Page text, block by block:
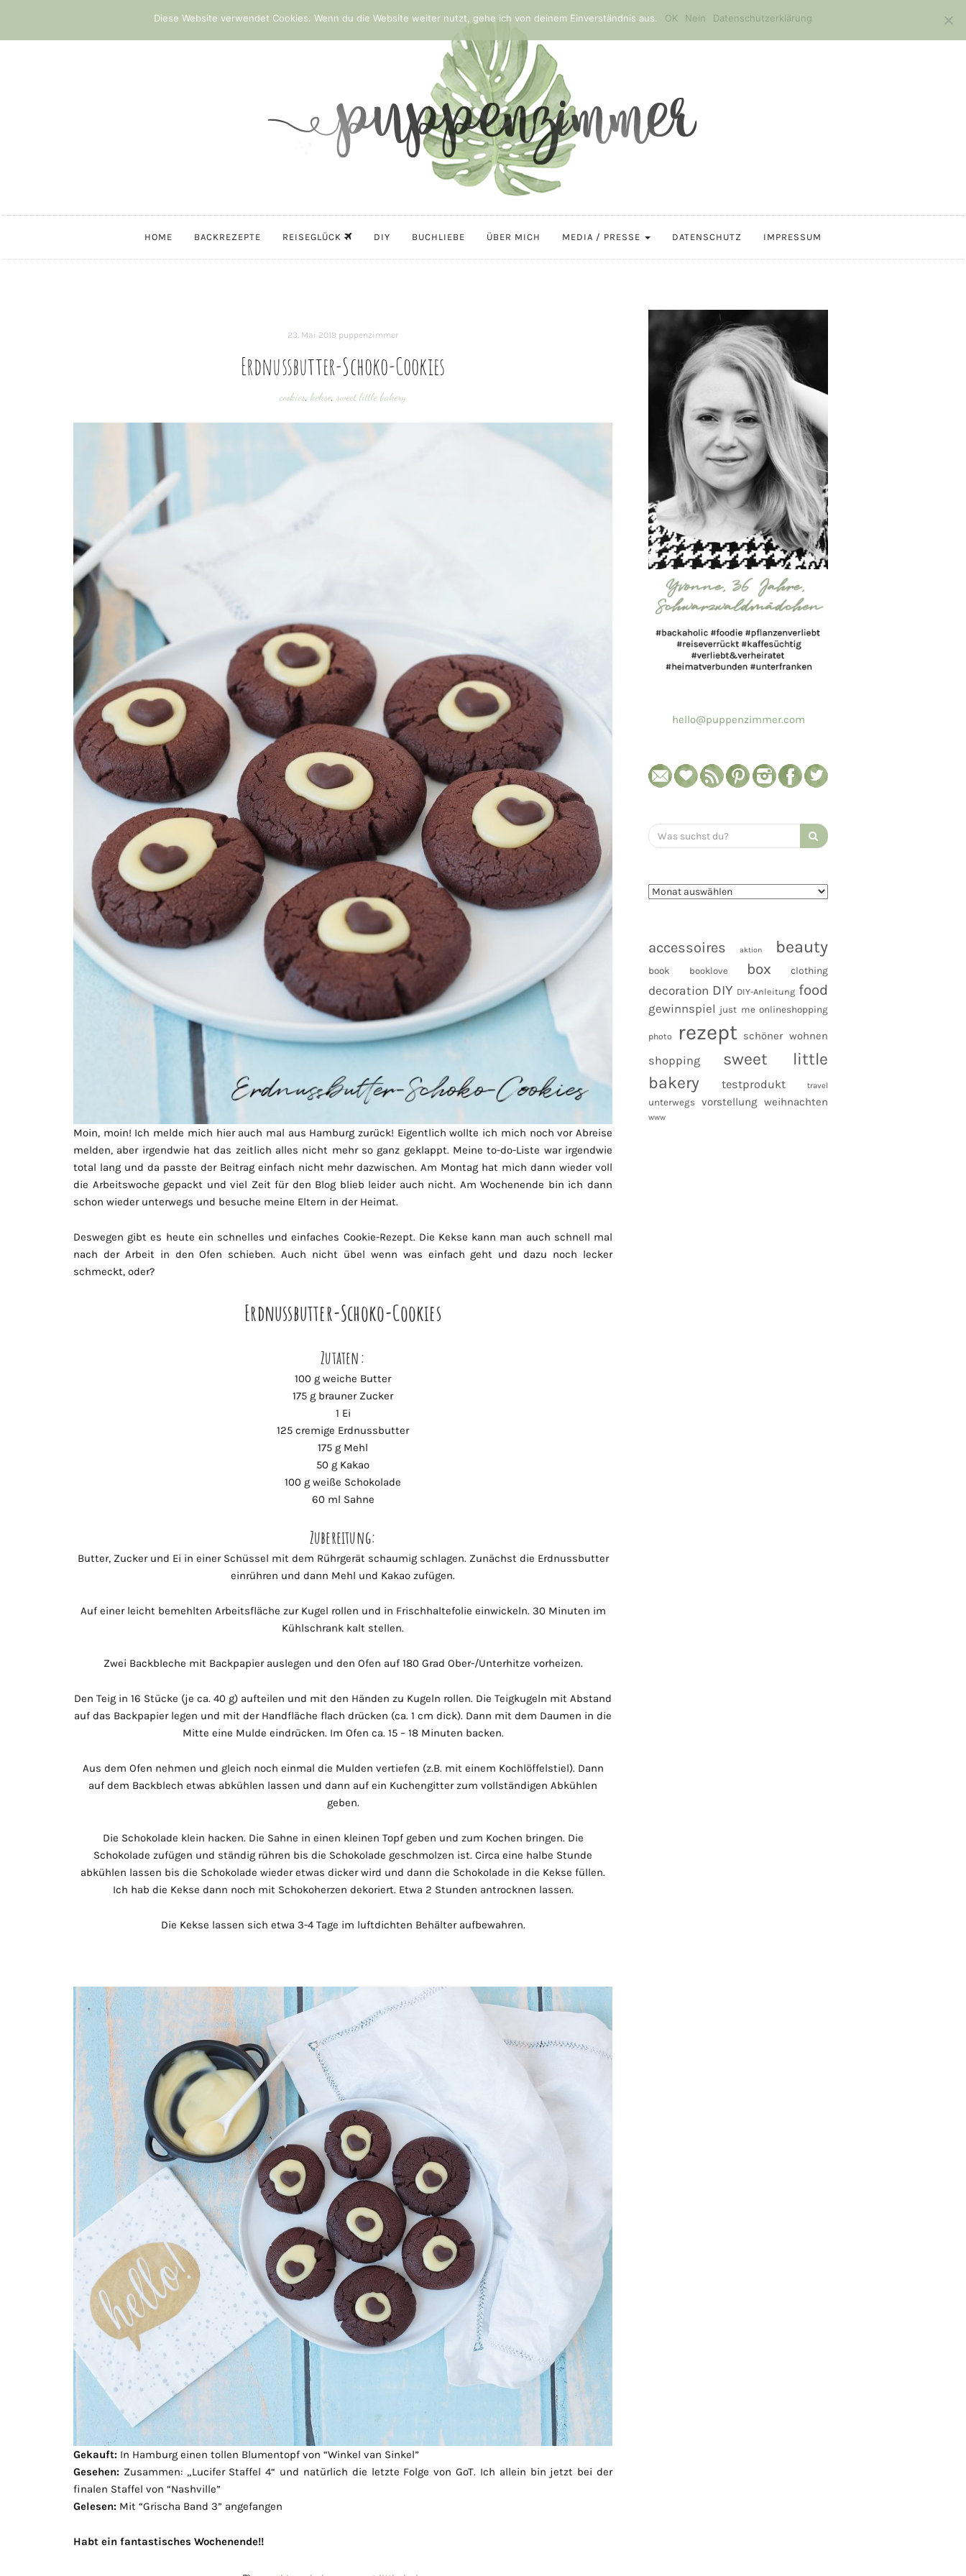
HOME BACKREZEPTE REISEGLÜCK DIY BUCHLIEBE ÜBER MICH MEDIA / PRESSE DATENSCHUTZ IMPRESSUM
23. Mai 2019 puppenzimmer
Erdnussbutter-Schoko-Cookies
cookies, kekse, sweet little bakery
Moin, moin! Ich melde mich hier auch mal aus Hamburg zurück! Eigentlich wollte ich mich noch vor Abreise
melden, aber irgendwie hat das zeitlich alles nicht mehr so ganz geklappt. Meine to-do-Liste war irgendwie
total lang und da passte der Beitrag einfach nicht mehr dazwischen. Am Montag hat mich dann wieder voll
die Arbeitswoche gepackt und viel Zeit für den Blog blieb leider auch nicht. Am Wochenende bin ich dann
schon wieder unterwegs und besuche meine Eltern in der Heimat.
Deswegen gibt es heute ein schnelles und einfaches Cookie-Rezept. Die Kekse kann man auch schnell mal
nach der Arbeit in den Ofen schieben. Auch nicht übel wenn was einfach geht und dazu noch lecker
schmeckt, oder?
Erdnussbutter-Schoko-Cookies
Zutaten:
100 g weiche Butter
175 g brauner Zucker
1 Ei
125 cremige Erdnussbutter
175 g Mehl
50 g Kakao
100 g weiße Schokolade
60 ml Sahne
Zubereitung:
Butter, Zucker und Ei in einer Schüssel mit dem Rührgerät schaumig schlagen. Zunächst die Erdnussbutter
einrühren und dann Mehl und Kakao zufügen.
Auf einer leicht bemehlten Arbeitsfläche zur Kugel rollen und in Frischhaltefolie einwickeln. 30 Minuten im
Kühlschrank kalt stellen.
Zwei Backbleche mit Backpapier auslegen und den Ofen auf 180 Grad Ober-/Unterhitze vorheizen.
Den Teig in 16 Stücke (je ca. 40 g) aufteilen und mit den Händen zu Kugeln rollen. Die Teigkugeln mit Abstand
auf das Backpapier legen und mit der Handfläche flach drücken (ca. 1 cm dick). Dann mit dem Daumen in die
Mitte eine Mulde eindrücken. Im Ofen ca. 15 – 18 Minuten backen.
Aus dem Ofen nehmen und gleich noch einmal die Mulden vertiefen (z.B. mit einem Kochlöffelstiel). Dann
auf dem Backblech etwas abkühlen lassen und dann auf ein Kuchengitter zum vollständigen Abkühlen
geben.
Die Schokolade klein hacken. Die Sahne in einen kleinen Topf geben und zum Kochen bringen. Die
Schokolade zufügen und ständig rühren bis die Schokolade geschmolzen ist. Circa eine halbe Stunde
abkühlen lassen bis die Schokolade wieder etwas dicker wird und dann die Schokolade in die Kekse füllen.
Ich hab die Kekse dann noch mit Schokoherzen dekoriert. Etwa 2 Stunden antrocknen lassen.
Die Kekse lassen sich etwa 3-4 Tage im luftdichten Behälter aufbewahren.
Gekauft: In Hamburg einen tollen Blumentopf von “Winkel van Sinkel”
Gesehen: Zusammen: „Lucifer Staffel 4“ und natürlich die letzte Folge von GoT. Ich allein bin jetzt bei der
finalen Staffel von “Nashville”
Gelesen: Mit “Grischa Band 3” angefangen
Habt ein fantastisches Wochenende!!
hello@puppenzimmer.com
Search
for:
accessoires aktion beauty
book booklove box clothing
decoration DIY DIY-Anleitung food
gewinnspiel just me onlineshopping
photo rezept schöner wohnen
shopping
sweet little
bakery
testprodukt travel
unterwegs vorstellung weihnachten
www
Diese Website verwendet Cookies. Wenn du die Website weiter nutzt, gehe ich von deinem Einverständnis aus. OK Nein Datenschutzerklärung